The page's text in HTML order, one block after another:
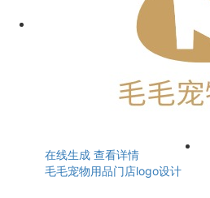
在线生成 查看详情
毛毛宠物用品门店logo设计